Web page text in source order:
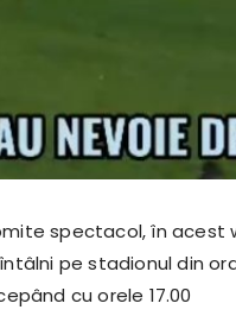
spectacol, în
întâlni pe stadionul din
cu orele 17.00